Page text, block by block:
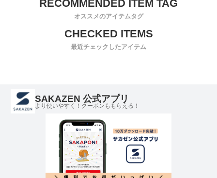
オススメのアイテムタグ
最近チェックしたアイテム
SAKAZEN 公式アプリ
より使いやすく！クーポンももらえる！